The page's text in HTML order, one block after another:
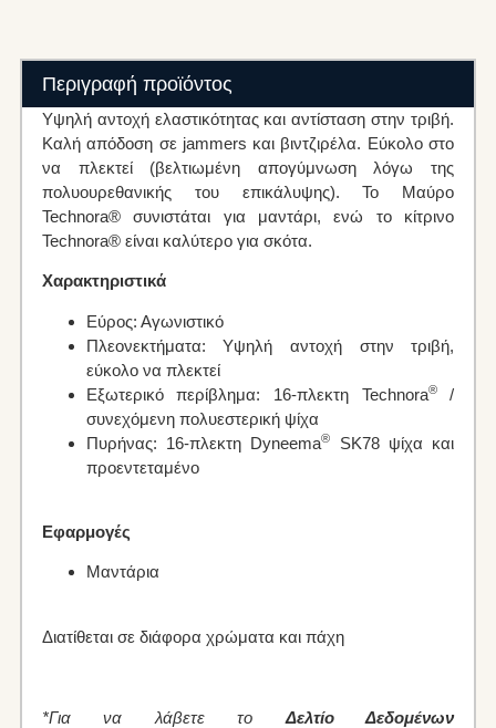
Περιγραφή προϊόντος
Υψηλή αντοχή ελαστικότητας και αντίσταση στην τριβή.
Καλή απόδοση σε jammers και βιντζιρέλα. Εύκολο στο
να πλεκτεί (βελτιωμένη απογύμνωση λόγω της
πολυουρεθανικής του επικάλυψης). Το Μαύρο
Technora® συνιστάται για μαντάρι, ενώ το κίτρινο
Technora® είναι καλύτερο για σκότα.
Χαρακτηριστικά
Εύρος: Αγωνιστικό
Πλεονεκτήματα: Υψηλή αντοχή στην τριβή,
εύκολο να πλεκτεί
Εξωτερικό περίβλημα: 16-πλεκτη Technora®/
συνεχόμενη πολυεστερική ψίχα
Πυρήνας: 16-πλεκτη Dyneema®
SK78 ψίχα και
προεντεταμένο
Εφαρμογές
Μαντάρια
Διατίθεται σε διάφορα χρώματα και πάχη
*Για να λάβετε τοΔελτίο Δεδομένων